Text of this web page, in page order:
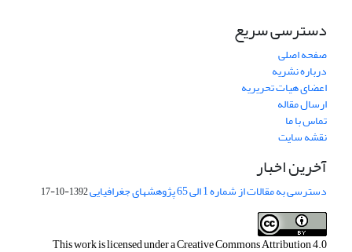
دسترسی سریع
صفحه اصلی
درباره نشریه
اعضای هیات تحریریه
ارسال مقاله
تماس با ما
نقشه سایت
آخرین اخبار
دسترسی به مقالات از شماره 1 الی 65 پژوهشهای جغرافیایی 1392-10-17
This work is licensed under aCreative Commons Attribution 4.0